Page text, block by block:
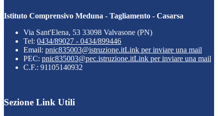
Istituto Comprensivo Meduna - Tagliamento - Casarsa
Via Sant'Elena, 53 33098 Valvasone (PN)
Tel: 0434/89027 - 0434/899446
Email: pnic835003@istruzione.itLink per inviare una mail
PEC: pnic835003@pec.istruzione.itLink per inviare una mail
C.F.: 91105140932
Sezione Link Utili